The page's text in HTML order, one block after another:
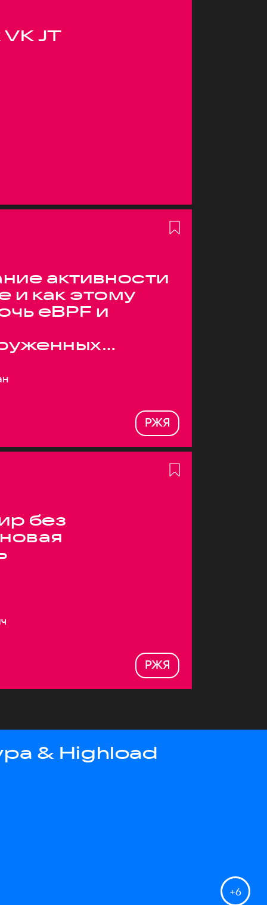
JT
активности
и как этому
eBPF и
РЖЯ
без
РЖЯ
& Highload
+6